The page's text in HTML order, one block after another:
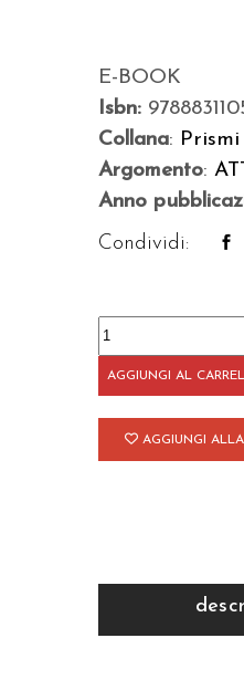
E-BOOK
Isbn:
Collana:
Argomento:
Anno
Condividi:
Il
mondo
che
vorrei
AGGIUNGI AL
AGGIUNGI